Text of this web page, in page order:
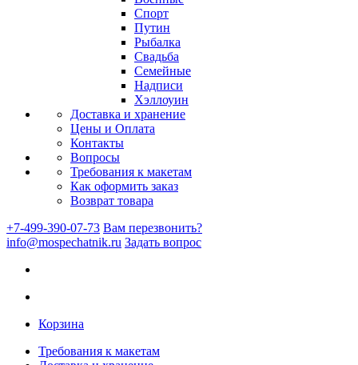
Спорт
Путин
Рыбалка
Свадьба
Семейные
Надписи
Хэллоуин
Доставка и хранение
Цены и Оплата
Контакты
Вопросы
Требования к макетам
Как оформить заказ
Возврат товара
+7-499-390-07-73 Вам перезвонить?
info@mospechatnik.ru Задать вопрос
Корзина
Требования к макетам